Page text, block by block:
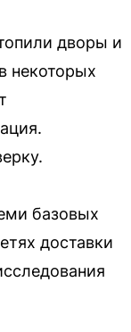
дворы и
некоторых
базовых
доставки